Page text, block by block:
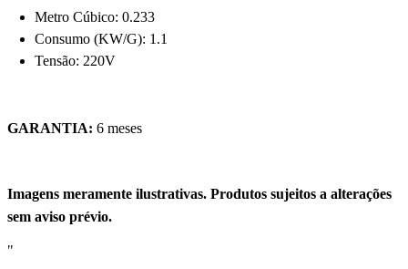
Metro Cúbico: 0.233
Consumo (KW/G): 1.1
Tensão: 220V
GARANTIA: 6 meses
Imagens meramente ilustrativas. Produtos sujeitos a alterações
sem aviso prévio.
"